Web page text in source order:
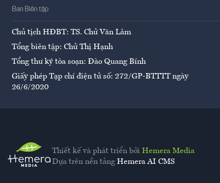
Ban Biên tập
Chủ tịch HĐBT: TS. Chử Văn Lâm
Tổng biên tập: Chử Thị Hạnh
Tổng thư ký tòa soạn: Đào Quang Bính
Giấy phép Tạp chí điện tử số: 272/GP-BTTTT ngày
26/6/2020
Thiết kế và phát triển bởi Hemera Media
Dựa trên nền tảng Hemera AI CMS